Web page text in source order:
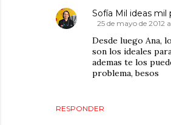
RESPONDER
Sofía Mil ideas mil
25 de mayo de 2012 a
Desde luego Ana,
son los ideales
ademas te los
problema, besos